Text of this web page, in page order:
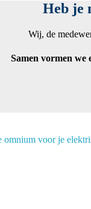
Heb je
Wij, de
Samen vormen we
voor je